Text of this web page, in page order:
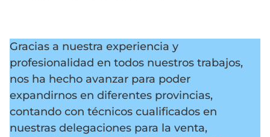
Gracias a nuestra experiencia y
profesionalidad en todos nuestros trabajos,
nos ha hecho avanzar para poder
expandirnos en diferentes provincias,
contando con técnicos cualificados en
nuestras delegaciones para la venta,